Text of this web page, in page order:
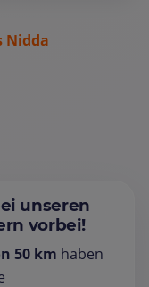
Nidda
unseren
vorbei!
50 km haben